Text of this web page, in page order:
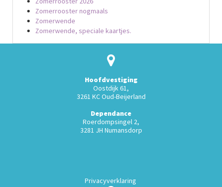
Zomerrooster nogmaals
Zomerwende
Zomerwende, speciale kaartjes.
Hoofdvestiging
Oostdijk 61,
3261 KC Oud-Beijerland
Dependance
Roerdompsingel 2,
3281 JH Numansdorp
Privacyverklaring